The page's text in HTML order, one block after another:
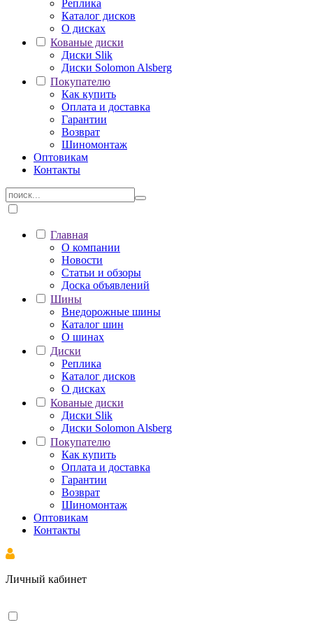
Реплика
Каталог дисков
О дисках
Кованые диски
Диски Slik
Диски Solomon Alsberg
Покупателю
Как купить
Оплата и доставка
Гарантии
Возврат
Шиномонтаж
Оптовикам
Контакты
Главная
О компании
Новости
Статьи и обзоры
Доска объявлений
Шины
Внедорожные шины
Каталог шин
О шинах
Диски
Реплика
Каталог дисков
О дисках
Кованые диски
Диски Slik
Диски Solomon Alsberg
Покупателю
Как купить
Оплата и доставка
Гарантии
Возврат
Шиномонтаж
Оптовикам
Контакты
Личный кабинет